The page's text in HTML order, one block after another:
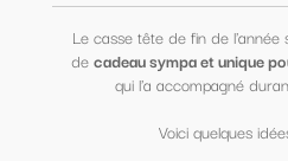
Le casse tête de fin de
decadeau sympa et unique
qui l'a accompagné
Voici quelques